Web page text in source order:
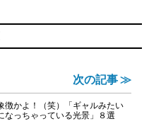
次の記事 ≫
徴かよ！（笑）「ギャルみたい
なっちゃっている光景」８選